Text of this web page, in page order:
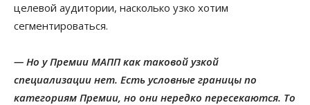
целевой аудитории, насколько узко хотим
сегментироваться.
— Но у Премии МАПП как таковой узкой
специализации нет. Есть условные границы по
категориям Премии, но они нередко пересекаются. То